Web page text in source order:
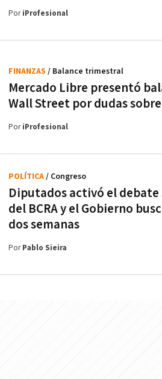
PoriProfesional
Mercado Libre presentó
Wall Street por dudas
FINANZAS / Balance trimestral
PoriProfesional
Diputados activó el
del BCRA y el Gobierno
dos semanas
POLÍTICA/ Congreso
PorPablo Sieira